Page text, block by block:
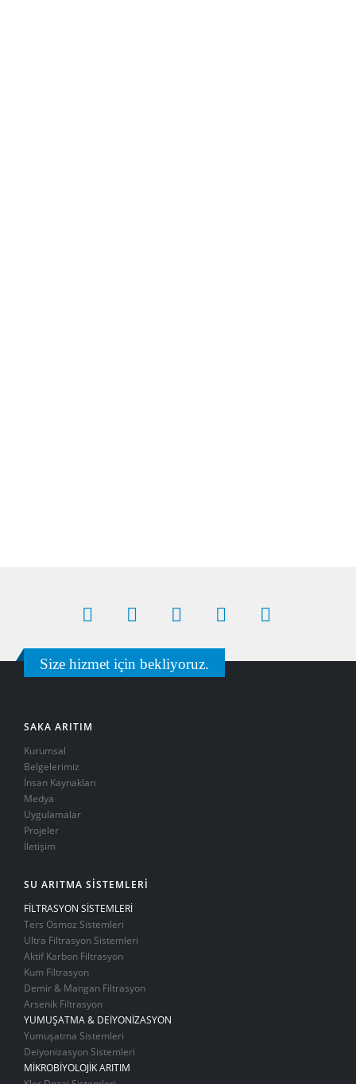
Size hizmet için bekliyoruz.
SAKA ARITIM
Kurumsal
Belgelerimiz
İnsan Kaynakları
Medya
Uygulamalar
Projeler
İletişim
SU ARITMA SİSTEMLERİ
FİLTRASYON SİSTEMLERİ
Ters Osmoz Sistemleri
Ultra Filtrasyon Sistemleri
Aktif Karbon Filtrasyon
Kum Filtrasyon
Demir & Mangan Filtrasyon
Arsenik Filtrasyon
YUMUŞATMA & DEİYONİZASYON
Yumuşatma Sistemleri
Deiyonizasyon Sistemleri
MİKROBİYOLOJİK ARITIM